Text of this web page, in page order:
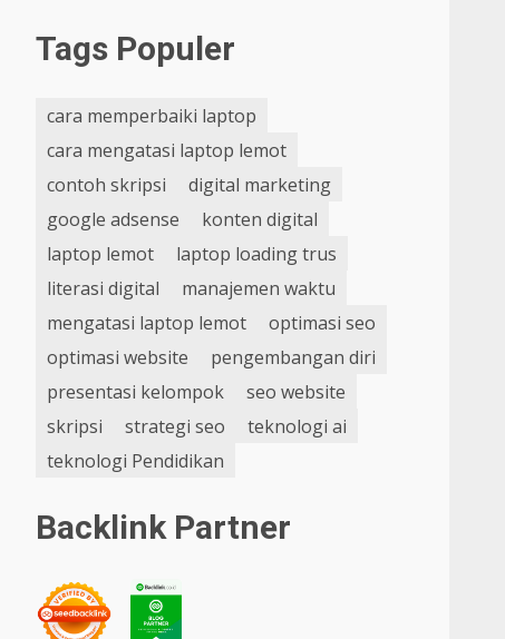
Tags Populer
cara memperbaiki laptop
cara mengatasi laptop lemot
contoh skripsi
digital marketing
google adsense
konten digital
laptop lemot
laptop loading trus
literasi digital
manajemen waktu
mengatasi laptop lemot
optimasi seo
optimasi website
pengembangan diri
presentasi kelompok
seo website
skripsi
strategi seo
teknologi ai
teknologi Pendidikan
Backlink Partner